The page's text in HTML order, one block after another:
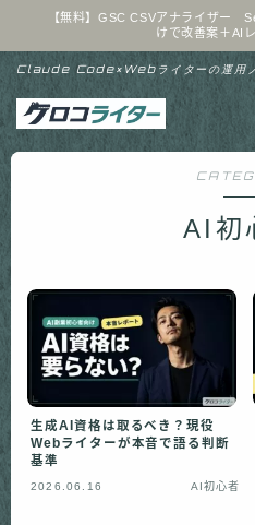
【無料】GSC CSVアナライザー
けで改善案＋AI
Claude Code×Webライターの運用ノ
AI初
生成AI資格は取るべき？現役
Webライターが本音で語る判断
基準
2026.06.16 AI初心者